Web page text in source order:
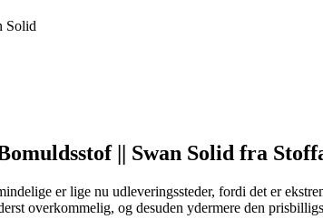
Solid
|| Swan Solid fra
er lige nu udleveringssteder, fordi det er
overkommelig, og desuden ydermere den